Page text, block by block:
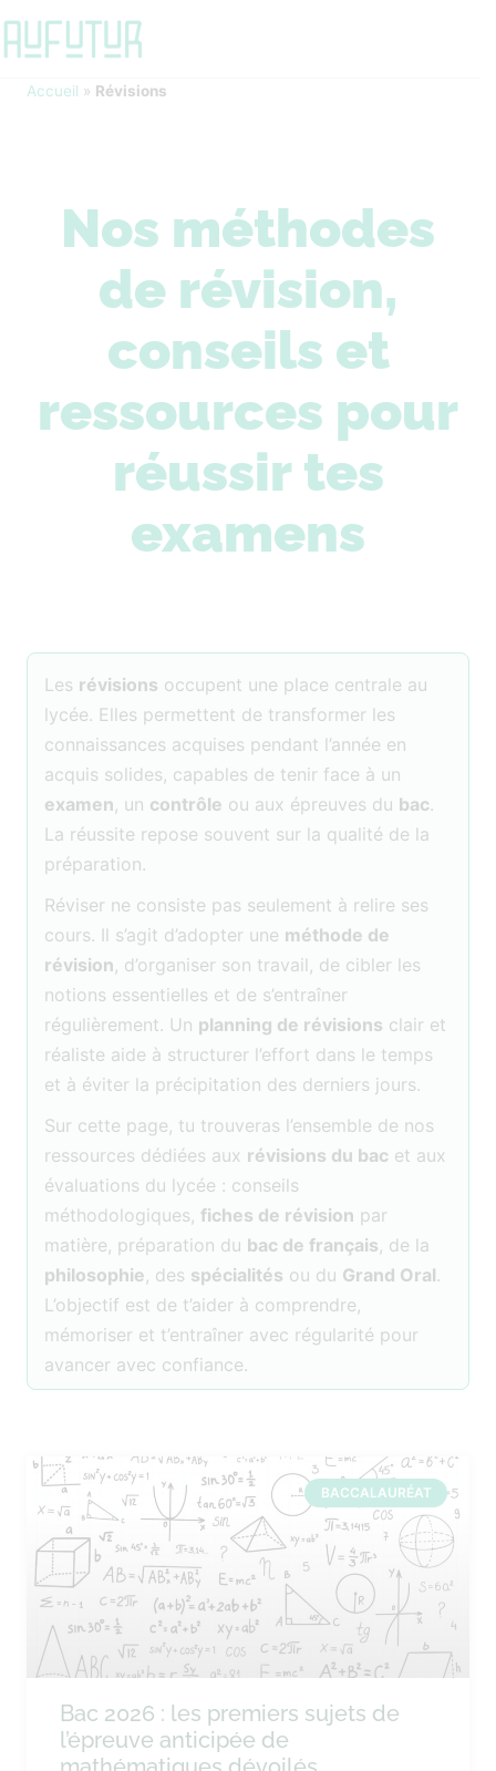
Accueil » Révisions
Nos méthodes
de révision,
conseils et
ressources pour
réussir tes
examens
Les révisions occupent une place centrale au
lycée. Elles permettent de transformer les
connaissances acquises pendant l’année en
acquis solides, capables de tenir face à un
examen, un contrôle ou aux épreuves du bac.
La réussite repose souvent sur la qualité de la
préparation.
Réviser ne consiste pas seulement à relire ses
cours. Il s’agit d’adopter une méthode de
révision, d’organiser son travail, de cibler les
notions essentielles et de s’entraîner
régulièrement. Un planning de révisions clair et
réaliste aide à structurer l’effort dans le temps
et à éviter la précipitation des derniers jours.
Sur cette page, tu trouveras l’ensemble de nos
ressources dédiées aux révisions du bac et aux
évaluations du lycée : conseils
méthodologiques, fiches de révision par
matière, préparation du bac de français, de la
philosophie, des spécialités ou du Grand Oral.
L’objectif est de t’aider à comprendre,
mémoriser et t’entraîner avec régularité pour
avancer avec confiance.
BACCALAURÉAT
Bac 2026 : les premiers sujets de
l’épreuve anticipée de